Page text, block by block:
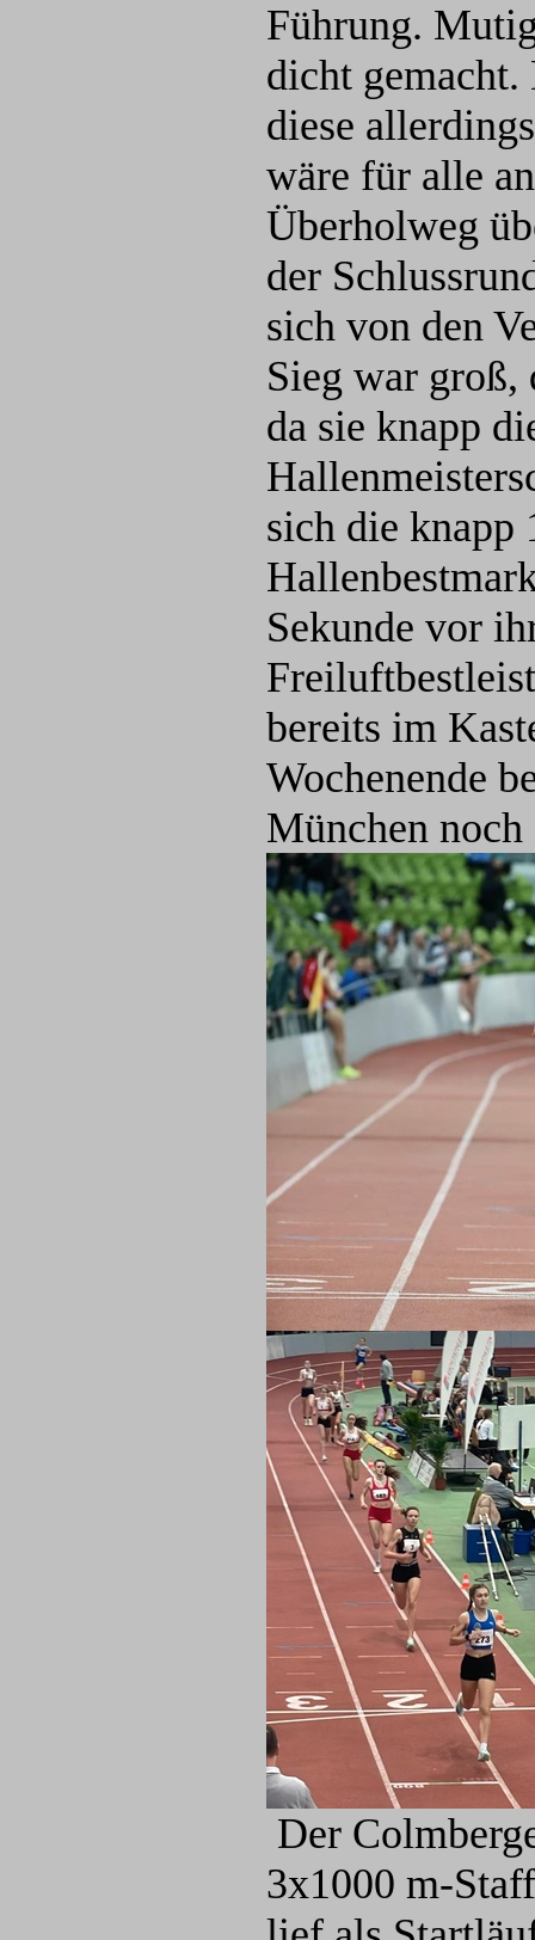
Führung.
dicht
diese
wäre für alle
Überholweg
der
sich von den
Sieg war groß,
da sie knapp
sich die knapp
Sekunde vor
bereits im
Wochenende
München
Der
3x1000 m-